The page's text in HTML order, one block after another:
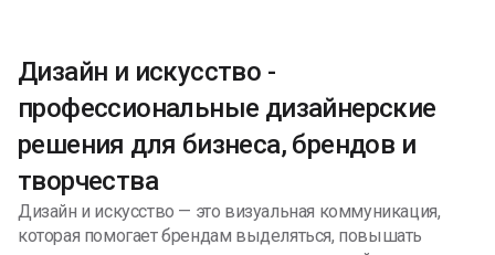
Дизайн и искусство -
профессиональные дизайнерские
решения для бизнеса, брендов и
творчества
Дизайн и искусство — это визуальная коммуникация,
которая помогает брендам выделяться, повышать